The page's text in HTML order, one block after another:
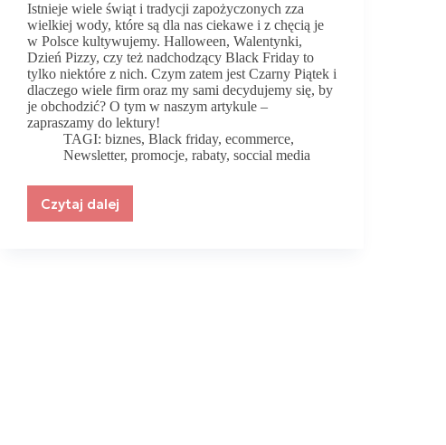
Istnieje wiele świąt i tradycji zapożyczonych zza
wielkiej wody, które są dla nas ciekawe i z chęcią je
w Polsce kultywujemy. Halloween, Walentynki,
Dzień Pizzy, czy też nadchodzący Black Friday to
tylko niektóre z nich. Czym zatem jest Czarny Piątek i
dlaczego wiele firm oraz my sami decydujemy się, by
je obchodzić? O tym w naszym artykule –
zapraszamy do lektury!
TAGI: biznes,Black friday,ecommerce,
Newsletter, promocje, rabaty, soccial media
Czytaj dalej
Jak